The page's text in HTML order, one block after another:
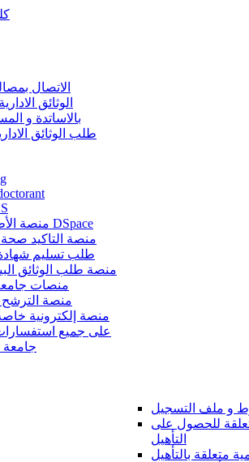
الاتصال
الوثائق
بالاساتدة و
طلب الوثائق
منصة الأطروحات DSpace
منصة التاكيد صحة
طلب تسليم
منصة طلب الوثائق
منصات
منصة الترشح
منصة إلكترونية
على جميع
جامعة
و ملف التسجيل
للحصول على
التأهيل
متعلقة بالتأهيل